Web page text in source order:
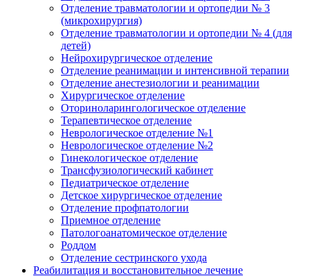
Отделение травматологии и ортопедии № 3
(микрохирургия)
Отделение травматологии и ортопедии № 4 (для
детей)
Нейрохирургическое отделение
Отделение реанимации и интенсивной терапии
Отделение анестезиологии и реанимации
Хирургическое отделение
Оториноларингологическое отделение
Терапевтическое отделение
Неврологическое отделение №1
Неврологическое отделение №2
Гинекологическое отделение
Трансфузиологический кабинет
Педиатрическое отделение
Детское хирургическое отделение
Отделение профпатологии
Приемное отделение
Патологоанатомическое отделение
Роддом
Отделение сестринского ухода
Реабилитация и восстановительное лечение